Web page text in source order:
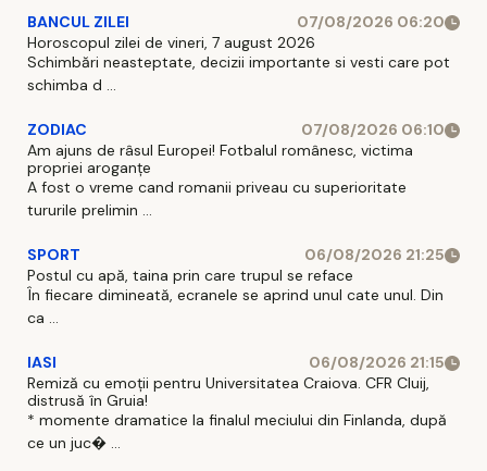
BANCUL ZILEI
07/08/2026 06:20
Horoscopul zilei de vineri, 7 august 2026
Schimbări neasteptate, decizii importante si vesti care pot
schimba d ...
ZODIAC
07/08/2026 06:10
Am ajuns de râsul Europei! Fotbalul românesc, victima
propriei aroganțe
A fost o vreme cand romanii priveau cu superioritate
tururile prelimin ...
SPORT
06/08/2026 21:25
Postul cu apă, taina prin care trupul se reface
În fiecare dimineată, ecranele se aprind unul cate unul. Din
ca ...
IASI
06/08/2026 21:15
Remiză cu emoții pentru Universitatea Craiova. CFR Cluij,
distrusă în Gruia!
* momente dramatice la finalul meciului din Finlanda, după
ce un juc� ...